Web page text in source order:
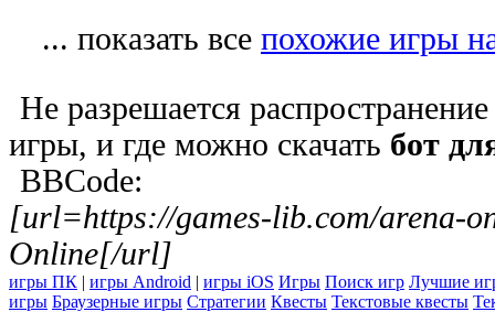
... показать все похожие игры
Не разрешается
игры, и где можно скачать бот
BBCode:
[url=https://games-lib.com/arena-
Online[/url]
игры ПК | игры Android | игры iOS Игры Поиск игр Лучшие
игры Браузерные игры Стратегии Квесты Текстовые квесты